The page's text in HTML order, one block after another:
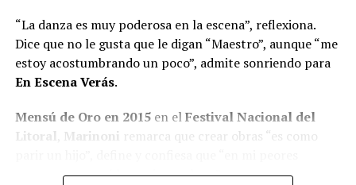
“La danza es muy poderosa en la escena”, reflexiona.
Dice que no le gusta que le digan “Maestro”, aunque “me
estoy acostumbrando un poco”, admite sonriendo para
En Escena Verás.
Mensú de Oro en 2015en elFestival Nacional del
Litoral Marinoni remarca que crear obras “es como
momentos saqué las mejores obras”.